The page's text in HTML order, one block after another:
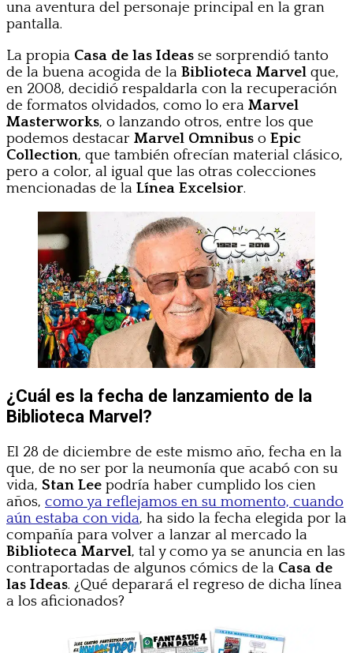
una aventura del personaje principal en la gran
pantalla.
La propia Casa de las Ideas se sorprendió tanto
de la buena acogida de la Biblioteca Marvel que,
en 2008, decidió respaldarla con la recuperación
de formatos olvidados, como lo era Marvel
Masterworks, o lanzando otros, entre los que
podemos destacar Marvel Omnibus o Epic
Collection, que también ofrecían material clásico,
pero a color, al igual que las otras colecciones
mencionadas de la Línea Excelsior.
¿Cuál es la fecha de lanzamiento de la
Biblioteca Marvel?
El 28 de diciembre de este mismo año, fecha en la
que, de no ser por la neumonía que acabó con su
vida, Stan Lee podría haber cumplido los cien
años, como ya reflejamos en su momento, cuando
aún estaba con vida, ha sido la fecha elegida por la
compañía para volver a lanzar al mercado la
Biblioteca Marvel, tal y como ya se anuncia en las
contraportadas de algunos cómics de la Casa de
las Ideas. ¿Qué deparará el regreso de dicha línea
a los aficionados?